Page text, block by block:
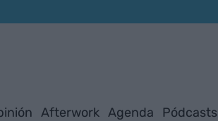
Afterwork Agenda Pódcasts